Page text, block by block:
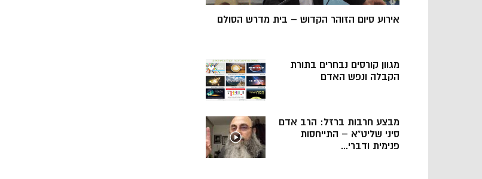
אירוע סיום הזוהר הקדוש – בית מדרש הסולם
מגוון קורסים נבחרים בתורת
הקבלה ונפש האדם
מבצע חרבות ברזל: הרב אדם
סיני שליט”א – התייחסות
פנימית ודברי...